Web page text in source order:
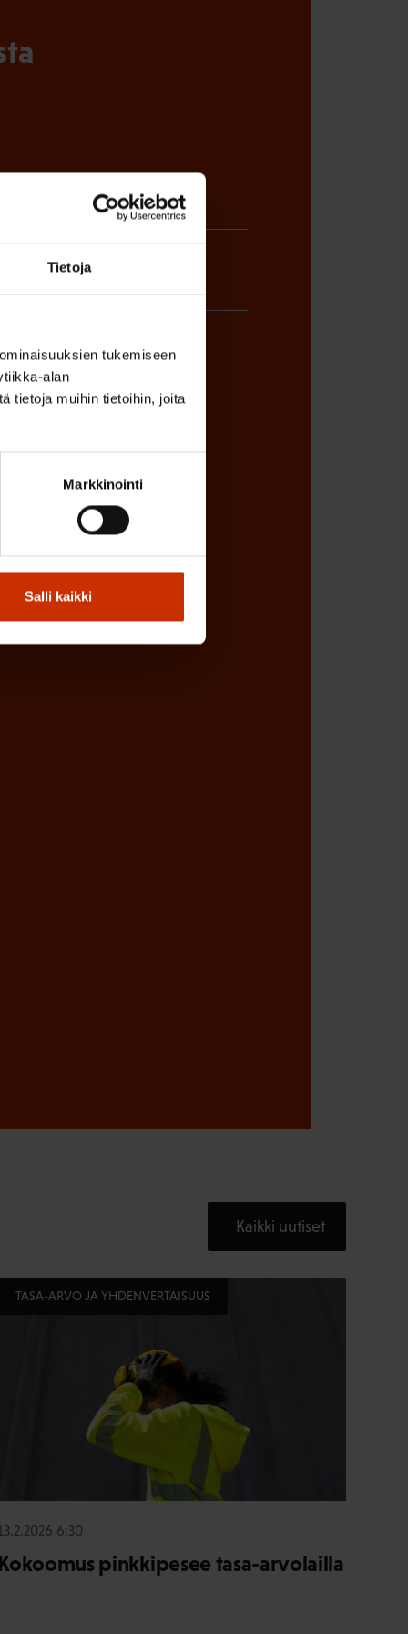
Tietoja
tukemiseen
alan
tietoja muihin tietoihin, joita
Markkinointi
Salli kaikki
EDUSTAJA
Kaikki uutiset
TASA-ARVO JA YHDENVERTAISUUS
6:30
Kokoomus pinkkipesee tasa-arvolailla